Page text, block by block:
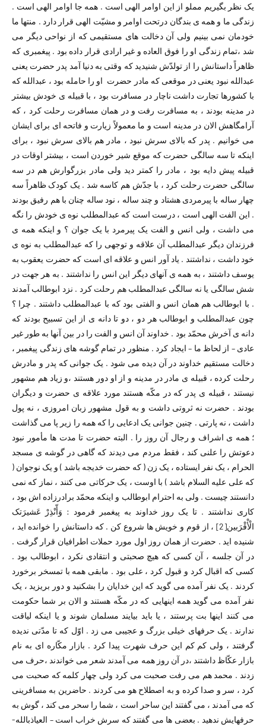
یک نظر بگیریم مملو از این اوامر الهی است . همه جا اوامر الهی است .
زندگی ما و همه ی بندگان درتحت اوامر و مشیّت الهی قرار دارد . منتها ما
خودمان نمی بینیم ولی آن دخالت های مستقیمی که از نواحی دیگر می
شد ،‌تمام زندگی او را فوق العاده و غیر ارادی قرار داده بود . پیغمبری که
ظاهراً داستانش را از تولدّش شنیدید که وقتی به دنیا آمد پدر حضرت یعنی
عبدالله نبود یعنی در موقعی که مادر حضرت او را حامله بود ،‌ عبدالله که
با کشورها تجارت داشت ناچار در مسافرت بود ،‌ با قبیله ی خودش بیشتر
در مدینه بودند ،‌ به مسافرت رفت و در همان مسافرت رحلت کرد ،‌ که
آرامگاهش الان در مدینه است و ما معمولاً زیارت و فاتحه ای برای ایشان
می خوانیم . پدر که بالای سرش نبود ،‌ مادر هم بالای سرش نبود ،‌ برای
اینکه تا سه سالگی حضرت که موقع شیر خوردن است ،‌ بیشتر اوقات در
قبیله پیش دایه بود ،‌ مادر را کمتر دید ولی مادر بزرگوارش هم در سه
سالگی حضرت رحلت کرد ،‌ با جدّش هم کاسه شد . یک کودک ظاهراً سه
چهار ساله با پیرمردی هشتاد و چند ساله ،‌ نود ساله چنان با هم رفیق بودند
. این الفت الهی است ،‌ درست است که عبدالمطلب نوه ی خودش را نگه
می داشت ،‌ ولی انس و الفت یک پیرمرد با یک جوان ؟ و اینکه همه ی
فرزندان دیگر عبدالمطلب آن علاقه و توجهی را که عبدالمطلب به نوه ی
خود داشت ، نداشتند . یاد آور انس و علاقه ای است که حضرت یعقوب به
یوسف داشتند ،‌ به همه ی آنهای دیگر این انس را نداشتند . به هر جهت در
شش سالگی یا نه سالگی عبدالمطلب هم رحلت کرد . نزد ابوطالب آمدند
. با ابوطالب هم همان انس و الفتی بود که با عبدالمطلب داشتند . چرا ؟
چون عبدالمطلب و ابوطالب هر دو ، دو تا دانه ی از این تسبیح بودند که
دانه ی آخرش محمّد بود . خداوند آن انس و الفت را در بین آنها به طور غیر
عادی – از لحاظ ما – ایجاد کرد . منظور در تمام گوشه های زندگی پیغمبر ،
دخالت مستقیم خداوند در آن دیده می شود . یک جوانی که پدر و مادرش
رحلت کرده ، قبیله ی مادر در مدینه و از او دور هستند ،‌و زیاد هم مشهور
نیستند ،‌ قبیله ی پدر که در مکّه هستند مورد علاقه ی حضرت و دیگران
بودند . حضرت نه ثروتی داشت و به قول مشهور زبان امروزی ،‌ نه پول
داشت ،‌ نه پارتی . چنین جوانی یک ادعایی را که همه را زیر پا می گذاشت
؛ همه ی اشراف و رجال آن روز را . البته حضرت تا مدت ها مأمور نبود
دعوتش را علنی کند ،‌ فقط مردم می دیدند که گاهی در گوشه ی مسجد
الحرام ،‌ یک نفر ایستاده ،‌ یک زن ( که حضرت خدیجه باشد ) و یک نوجوان (
که علی علیه السلام باشد ) با اوست ،‌ یک حرکاتی می کنند ،‌ نماز که نمی
دانستند چیست . ولی به احترام ابوطالب و اینکه محمّد برادرزاده اش بود ،‌
کاری نداشتند . تا یک روز خداوند به پیغمبر فرمود : وَأّنْذِرْ عَشیرَتک
الْأْقْرَبین[2]
،‌ از قوم و خویش ها شروع کن . که داستانش را خوانده اید ،‌
شنیده اید . حضرت از همان روز اول مورد حملات اطرافیان قرار گرفت .
در آن جلسه ،‌ آن کسی که هیچ صحبتی و انتقادی نکرد ، ابوطالب بود .
کسی که اقبال کرد و قبول کرد ،‌ علی بود . مابقی همه با تمسخر برخورد
کردند . یک نفر آمده می گوید که این خدایان را بشکنید و دور بریزید ، یک
نفر آمده می گوید همه اینهایی که در مکّه هستند و الان بر شما حکومت
می کنند اینها بت پرستند ،‌ یا باید بیایند مسلمان شوند و یا اینکه لیاقت
ندارند . یک حرفهای خیلی بزرگ و عجیبی می زد . اوّل که تا مدّتی ندیده
گرفتند ،‌ ولی کم کم این حرف شهرت پیدا کرد . بازار مکّاره ای به نام
بازار عکّاظ داشتند ،‌در آن روز همه می آمدند شعر می خواندند ،‌حرف می
زدند . محمد هم می رفت صحبت می کرد ولی چهار کلمه که صحبت می
کرد ،‌ سر و صدا کرده و به اصطلاح هو می کردند . حاضرین به مسافرینی
که می آمدند ،‌ می گفتند این ساحر است ، شما را سحر می کند ،‌ گوش به
حرفهایش ندهید . بعضی ها می گفتند که سرش خراب است – العیاذبالله-